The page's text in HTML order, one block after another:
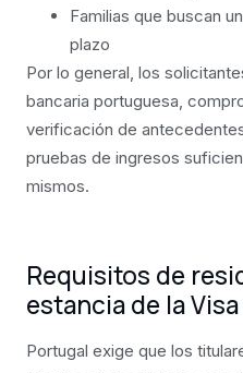
Familias que buscan
plazo
Por lo general, los
bancaria portuguesa,
verificación de
pruebas de ingresos
mismos.
Requisitos de
estancia de la
Portugal exige que los